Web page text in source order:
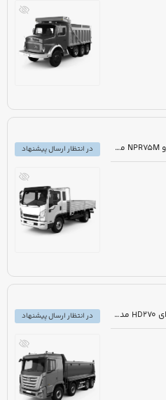
مزایده دولتی کامیون باری فلزی ایسوزو NPR75M مدل 1395 رنگ سفید
در انتظار ارسال پیشنهاد
مزایده دولتی کامیون کمپرسی هیوندای HD270 مدل 1390 رنگ سفید
در انتظار ارسال پیشنهاد